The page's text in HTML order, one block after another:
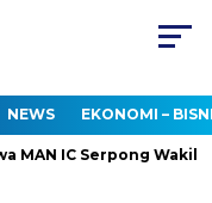
NEWS EKONOMI –
IC Serpong Wakili